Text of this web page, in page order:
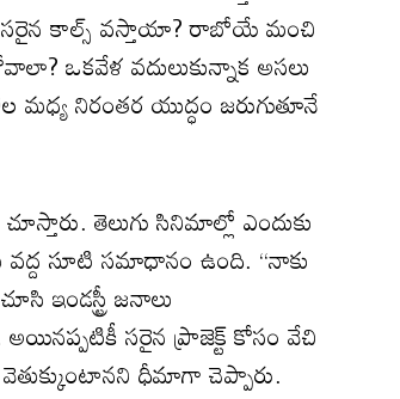
సరైన కాల్స్‌ వస్తాయా? రాబోయే మంచి
ఒకవేళ వదులుకున్నాక అసలు
నిరంతర యుద్ధం జరుగుతూనే
తెలుగు సినిమాల్లో ఎందుకు
సూటి సమాధానం ఉంది. ‘‘నాకు
ఇండస్ట్రీ జనాలు
సరైన ప్రాజెక్ట్‌ కోసం వేచి
ధీమాగా చెప్పారు.